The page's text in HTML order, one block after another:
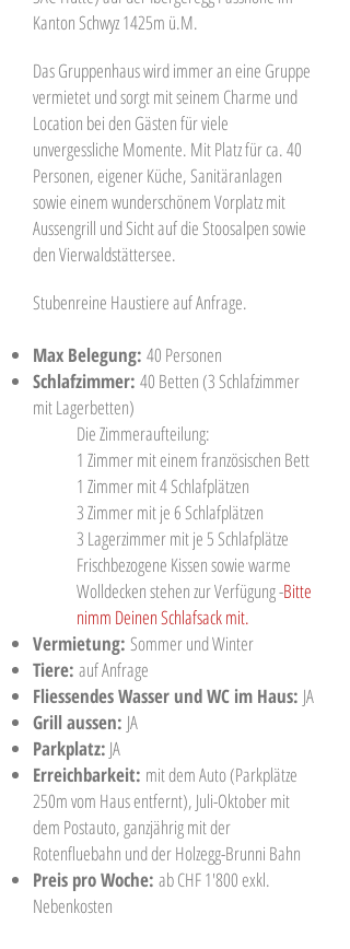
Kanton Schwyz 1425m ü.M.
Das Gruppenhaus wird immer an eine Gruppe
vermietet und sorgt mit seinem Charme und
Location bei den Gästen für viele
unvergessliche Momente. Mit Platz für ca. 40
Personen, eigener Küche, Sanitäranlagen
sowie einem wunderschönem Vorplatz mit
Aussengrill und Sicht auf die Stoosalpen sowie
den Vierwaldstättersee.
Stubenreine Haustiere auf Anfrage.
Max Belegung: 40 Personen
Schlafzimmer: 40 Betten (3 Schlafzimmer
mit Lagerbetten)
Die Zimmeraufteilung:
1 Zimmer mit einem französischen Bett
1 Zimmer mit 4 Schlafplätzen
3 Zimmer mit je 6 Schlafplätzen
3 Lagerzimmer mit je 5 Schlafplätze
Frischbezogene Kissen sowie warme
Wolldecken stehen zur Verfügung -Bitte
nimm Deinen Schlafsack mit.
Vermietung: Sommer und Winter
Tiere: auf Anfrage
Fliessendes Wasser und WC im Haus: JA
Grill aussen: JA
Parkplatz: JA
Erreichbarkeit: mit dem Auto (Parkplätze
250m vom Haus entfernt), Juli-Oktober mit
dem Postauto, ganzjährig mit der
Rotenfluebahn und der Holzegg-Brunni Bahn
Preis pro Woche: ab CHF 1'800 exkl.
Nebenkosten